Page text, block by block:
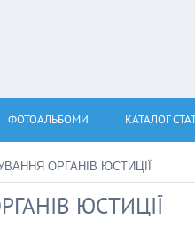
ФОТОАЛЬБОМИ КАТАЛОГ
ОРГАНІВ ЮСТИЦІЇ
ЮСТИЦІЇ